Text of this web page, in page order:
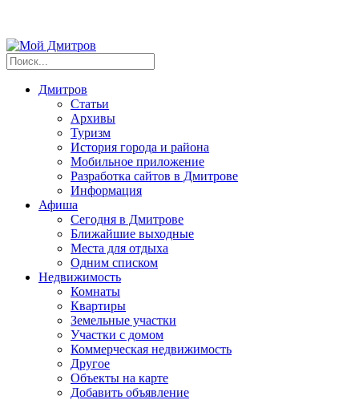
Дмитров
Статьи
Архивы
Туризм
История города и района
Мобильное приложение
Разработка сайтов в Дмитрове
Информация
Афиша
Сегодня в Дмитрове
Ближайшие выходные
Места для отдыха
Одним списком
Недвижимость
Комнаты
Квартиры
Земельные участки
Участки с домом
Коммерческая недвижимость
Другое
Объекты на карте
Добавить объявление